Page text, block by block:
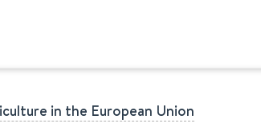
in the European Union